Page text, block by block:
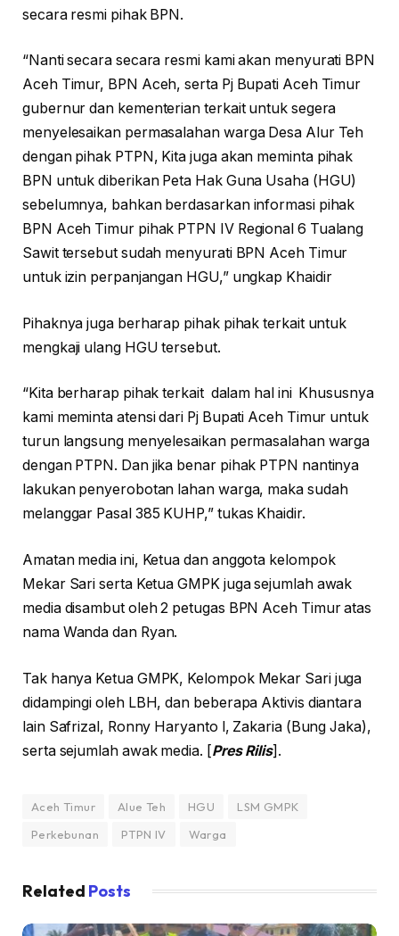
secara resmi pihak BPN.
“Nanti secara secara resmi kami akan menyurati BPN
Aceh Timur, BPN Aceh, serta Pj Bupati Aceh Timur
gubernur dan kementerian terkait untuk segera
menyelesaikan permasalahan warga Desa Alur Teh
dengan pihak PTPN, Kita juga akan meminta pihak
BPN untuk diberikan Peta Hak Guna Usaha (HGU)
sebelumnya, bahkan berdasarkan informasi pihak
BPN Aceh Timur pihak PTPN IV Regional 6 Tualang
Sawit tersebut sudah menyurati BPN Aceh Timur
untuk izin perpanjangan HGU,” ungkap Khaidir
Pihaknya juga berharap pihak pihak terkait untuk
mengkaji ulang HGU tersebut.
“Kita berharap pihak terkait dalam hal ini Khususnya
kami meminta atensi dari Pj Bupati Aceh Timur untuk
turun langsung menyelesaikan permasalahan warga
dengan PTPN. Dan jika benar pihak PTPN nantinya
lakukan penyerobotan lahan warga, maka sudah
melanggar Pasal 385 KUHP,” tukas Khaidir.
Amatan media ini, Ketua dan anggota kelompok
Mekar Sari serta Ketua GMPK juga sejumlah awak
media disambut oleh 2 petugas BPN Aceh Timur atas
nama Wanda dan Ryan.
Tak hanya Ketua GMPK, Kelompok Mekar Sari juga
didampingi oleh LBH, dan beberapa Aktivis diantara
lain Safrizal, Ronny Haryanto l, Zakaria (Bung Jaka),
serta sejumlah awak media. [Pres Rilis].
Aceh Timur Alue Teh HGU
LSM GMPK
Perkebunan
PTPN IV Warga
Related Posts